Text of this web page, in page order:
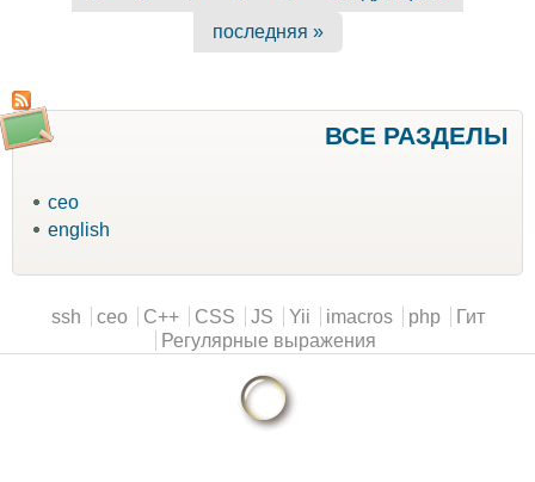
последняя »
ВСЕ РАЗДЕЛЫ
ceo
english
Main menu
ssh ceo C++ CSS JS Yii imacros php
Гит
Регулярные выражения